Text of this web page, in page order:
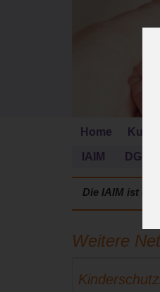
Home
IAIM
Die IAIM ist
Weitere